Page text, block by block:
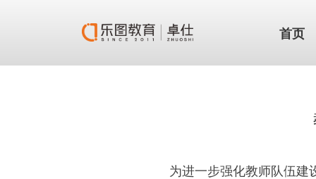
首页
为进一步强化教师队伍建